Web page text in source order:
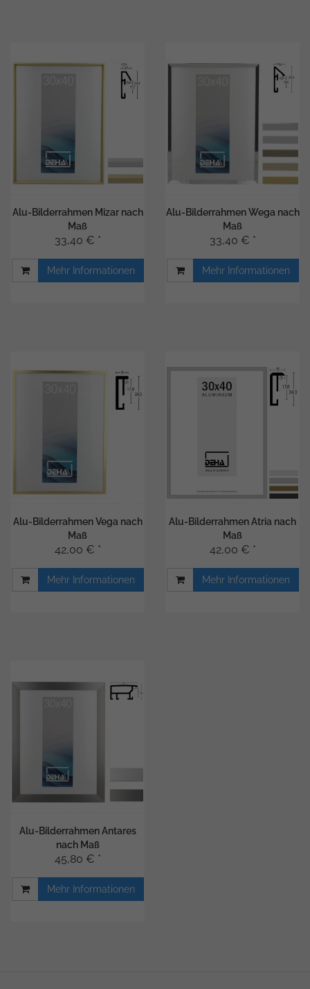
Alu-Bilderrahmen Mizar nach
Maß
33,40 € *
Mehr Informationen
Alu-Bilderrahmen Wega nach
Maß
33,40 € *
Mehr Informationen
Alu-Bilderrahmen Vega nach
Maß
42,00 € *
Mehr Informationen
Alu-Bilderrahmen Atria nach
Maß
42,00 € *
Mehr Informationen
Alu-Bilderrahmen Antares
nach Maß
45,80 € *
Mehr Informationen